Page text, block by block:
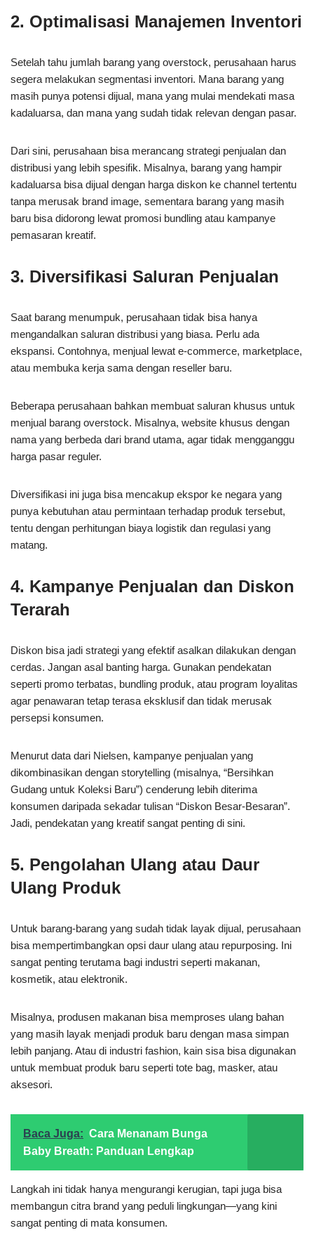
2. Optimalisasi Manajemen Inventori
Setelah tahu jumlah barang yang overstock, perusahaan harus
segera melakukan segmentasi inventori. Mana barang yang
masih punya potensi dijual, mana yang mulai mendekati masa
kadaluarsa, dan mana yang sudah tidak relevan dengan pasar.
Dari sini, perusahaan bisa merancang strategi penjualan dan
distribusi yang lebih spesifik. Misalnya, barang yang hampir
kadaluarsa bisa dijual dengan harga diskon ke channel tertentu
tanpa merusak brand image, sementara barang yang masih
baru bisa didorong lewat promosi bundling atau kampanye
pemasaran kreatif.
3. Diversifikasi Saluran Penjualan
Saat barang menumpuk, perusahaan tidak bisa hanya
mengandalkan saluran distribusi yang biasa. Perlu ada
ekspansi. Contohnya, menjual lewat e-commerce, marketplace,
atau membuka kerja sama dengan reseller baru.
Beberapa perusahaan bahkan membuat saluran khusus untuk
menjual barang overstock. Misalnya, website khusus dengan
nama yang berbeda dari brand utama, agar tidak mengganggu
harga pasar reguler.
Diversifikasi ini juga bisa mencakup ekspor ke negara yang
punya kebutuhan atau permintaan terhadap produk tersebut,
tentu dengan perhitungan biaya logistik dan regulasi yang
matang.
4. Kampanye Penjualan dan Diskon
Terarah
Diskon bisa jadi strategi yang efektif asalkan dilakukan dengan
cerdas. Jangan asal banting harga. Gunakan pendekatan
seperti promo terbatas, bundling produk, atau program loyalitas
agar penawaran tetap terasa eksklusif dan tidak merusak
persepsi konsumen.
Menurut data dari Nielsen, kampanye penjualan yang
dikombinasikan dengan storytelling (misalnya, “Bersihkan
Gudang untuk Koleksi Baru”) cenderung lebih diterima
konsumen daripada sekadar tulisan “Diskon Besar-Besaran”.
Jadi, pendekatan yang kreatif sangat penting di sini.
5. Pengolahan Ulang atau Daur
Ulang Produk
Untuk barang-barang yang sudah tidak layak dijual, perusahaan
bisa mempertimbangkan opsi daur ulang atau repurposing. Ini
sangat penting terutama bagi industri seperti makanan,
kosmetik, atau elektronik.
Misalnya, produsen makanan bisa memproses ulang bahan
yang masih layak menjadi produk baru dengan masa simpan
lebih panjang. Atau di industri fashion, kain sisa bisa digunakan
untuk membuat produk baru seperti tote bag, masker, atau
aksesori.
Baca Juga: Cara Menanam Bunga
Baby Breath: Panduan Lengkap
Langkah ini tidak hanya mengurangi kerugian, tapi juga bisa
membangun citra brand yang peduli lingkungan—yang kini
sangat penting di mata konsumen.